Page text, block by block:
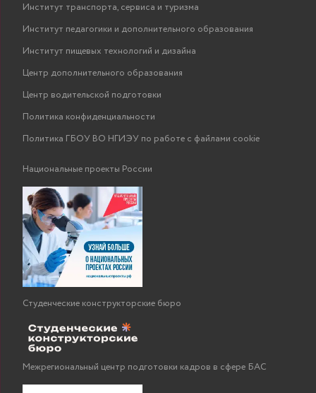
Институт транспорта, сервиса и туризма
Институт педагогики и дополнительного образования
Институт пищевых технологий и дизайна
Центр дополнительного образования
Центр водительской подготовки
Политика конфиденциальности
Политика ГБОУ ВО НГИЭУ по работе с файлами cookie
Национальные проекты России
Студенческие конструкторские бюро
Межрегиональный центр подготовки кадров в сфере БАС